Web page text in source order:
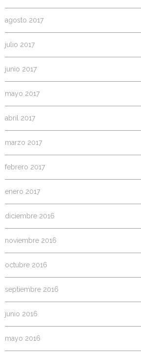
agosto 2017
julio 2017
junio 2017
mayo 2017
abril 2017
marzo 2017
febrero 2017
enero 2017
diciembre 2016
noviembre 2016
octubre 2016
septiembre 2016
junio 2016
mayo 2016